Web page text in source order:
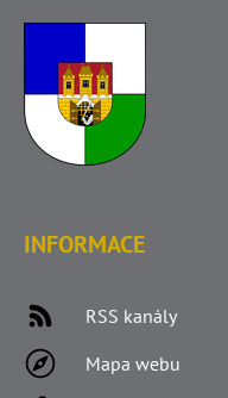
INFORMACE
RSS kanály
Mapa webu